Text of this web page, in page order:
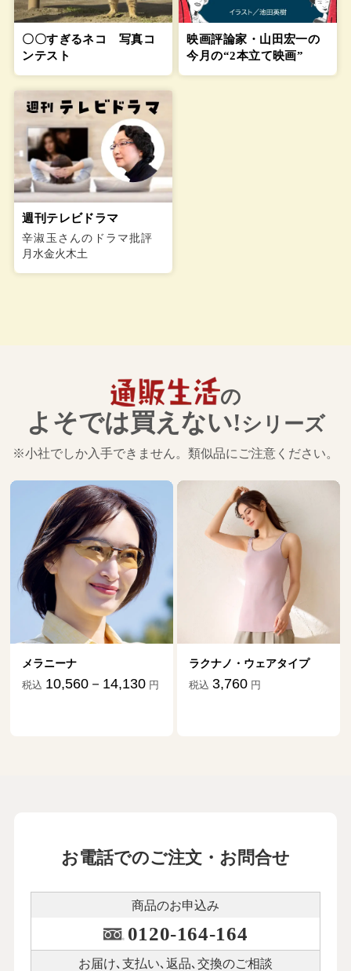
〇〇すぎるネコ 写真コ
ンテスト
映画評論家・山田宏一の
今月の“2本立て映画”
週刊テレビドラマ
辛淑玉さんのドラマ批評
月水金火木土
の
よそでは買えない!シリーズ
※小社でしか入手できません。類似品にご注意ください。
メラニーナ
税込 10,560－14,130 円
ラクナノ・ウェアタイプ
税込 3,760 円
お電話でのご注文・お問合せ
商品のお申込み
0120-164-164
お届け､支払い､ 返品､交換のご相談